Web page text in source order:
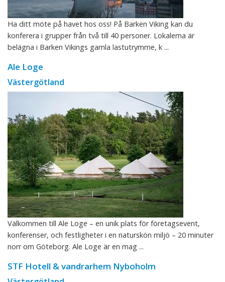
Ha ditt möte på havet hos oss! På Barken Viking kan du
konferera i grupper från två till 40 personer. Lokalerna är
belägna i Barken Vikings gamla lastutrymme, k ...
Ale Loge
Västergötland
Välkommen till Ale Loge – en unik plats för företagsevent,
konferenser, och festligheter i en naturskön miljö – 20 minuter
norr om Göteborg. Ale Loge är en mag ...
STF Hotell & vandrarhem Nyboholm